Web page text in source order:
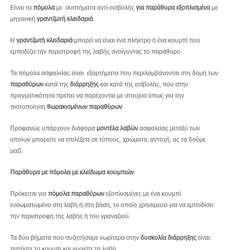
Είναι τα πόμολα με συστήματα αντί-εισβολής για παράθυρα εξοπλισμένα με
μηχανική γραντζωτή κλειδαριά
Η γραντζωτή κλειδαριά μπορεί να είναι ένα πλήκτρο ή ένα κουμπί που
εμποδίζει την περιστροφή της λαβής ανοίγοντας το παράθυρο.
Τα πόμολα ασφαλείας είναι εξαρτήματα που περιλαμβάνονται στη δομή των
παραθύρων κατά της διάρρηξης και κατά της εισβολής, που στην
πραγματικότητα πρέπει να παρέχονται με στοιχεία όπως για την
πιστοποίηση θωρακισμένων παραθύρων
Προφανώς υπάρχουν διάφορα μοντέλα λαβών ασφαλείας μεταξύ των
οποίων μπορείτε να επιλέξετε σε τύπους, χρώματα, αντοχή, ας τα δούμε
μαζί.
Παράθυρα με πόμολα με κλείδωμα κουμπιών
Πρόκειται για πόμολα παραθύρων εξοπλισμένες με ένα κουμπί
ενσωματωμένο στη λαβή ή στη βάση, το οποίο χρησιμεύει για να εμποδίσει
την περιστροφή της λαβής ή του γραναζιού.
Τα δύο βήματα που συζητήσαμε νωρίτερα στην δυσκολία διάρρηξης είναι: